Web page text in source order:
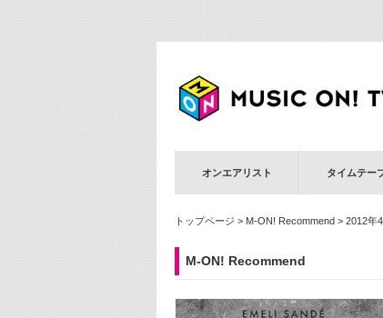
オンエアリスト タイムテー
トップページ > M-ON! Recommend > 2012年
M-ON! Recommend